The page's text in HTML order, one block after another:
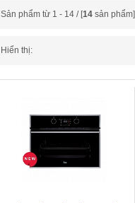
Sản phẩm từ 1 - 14 / [14 sản phẩm]
Hiển thị: